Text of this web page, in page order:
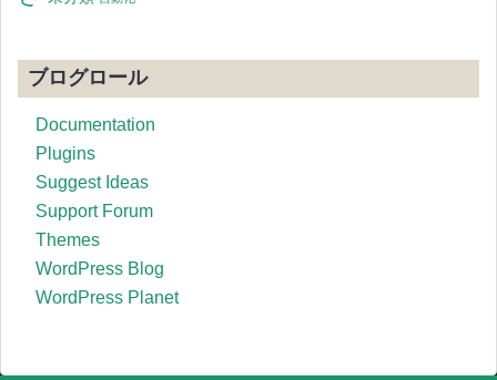
ブログロール
Documentation
Plugins
Suggest Ideas
Support Forum
Themes
WordPress Blog
WordPress Planet